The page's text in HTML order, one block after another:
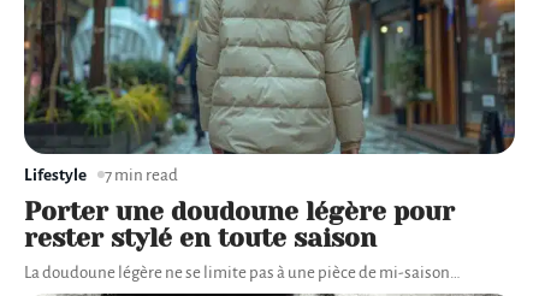
Porter une doudoune légère pour
rester stylé en toute saison
La doudoune légère ne se limite pas à une pièce de mi-saison
Lifestyle 7 min read